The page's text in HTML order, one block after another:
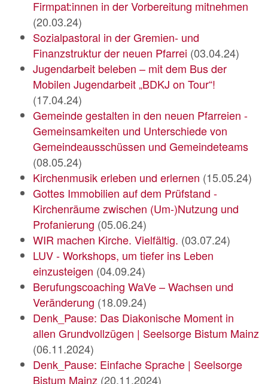
Firmpat:innen in der Vorbereitung mitnehmen
(20.03.24)
Sozialpastoral in der Gremien- und
Finanzstruktur der neuen Pfarrei (03.04.24)
Jugendarbeit beleben – mit dem Bus der
Mobilen Jugendarbeit „BDKJ on Tour“!
(17.04.24)
Gemeinde gestalten in den neuen Pfarreien -
Gemeinsamkeiten und Unterschiede von
Gemeindeausschüssen und Gemeindeteams
(08.05.24)
Kirchenmusik erleben und erlernen (15.05.24)
Gottes Immobilien auf dem Prüfstand -
Kirchenräume zwischen (Um-)Nutzung und
Profanierung (05.06.24)
WIR machen Kirche. Vielfältig. (03.07.24)
LUV - Workshops, um tiefer ins Leben
einzusteigen (04.09.24)
Berufungscoaching WaVe – Wachsen und
Veränderung (18.09.24)
Denk_Pause: Das Diakonische Moment in
allen Grundvollzügen | Seelsorge Bistum Mainz
(06.11.2024)
Denk_Pause: Einfache Sprache | Seelsorge
Bistum Mainz (20.11.2024)